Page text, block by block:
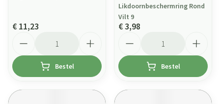
€ 11,23
Bestel
Likdoornbeschermring Rond
Vilt 9
€ 3,98
Bestel